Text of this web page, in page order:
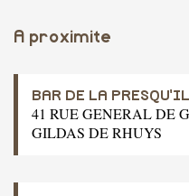
A proximite
BAR DE LA
41 RUE GENERAL DE
GILDAS DE RHUYS